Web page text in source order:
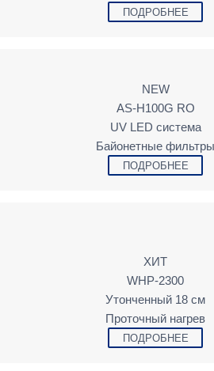
ПОДРОБНЕЕ
NEW
AS-H100G RO
UV LED cистема
Байонетные фильтры
ПОДРОБНЕЕ
ХИТ
WHP-2300
Утонченный 18 см
Проточный нагрев
ПОДРОБНЕЕ